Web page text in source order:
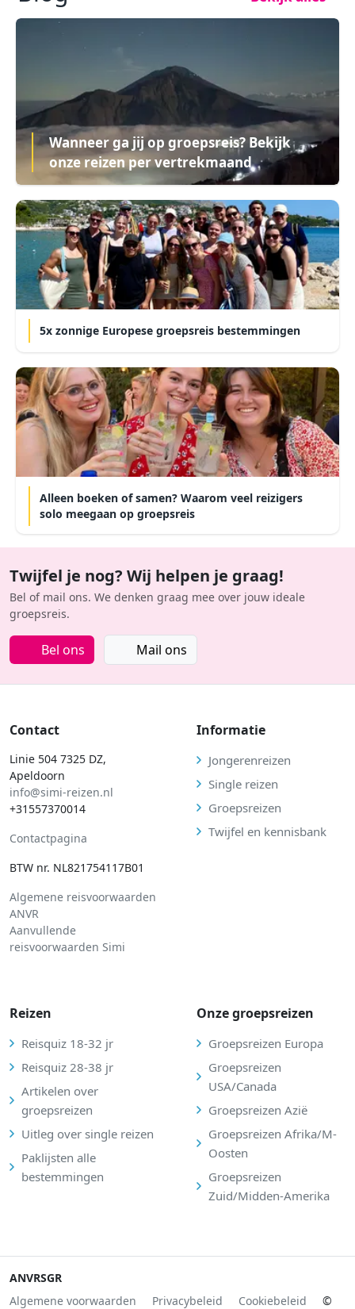
Wanneer ga jij op groepsreis? Bekijk
onze reizen per vertrekmaand
5x zonnige Europese groepsreis bestemmingen
Alleen boeken of samen? Waarom veel reizigers
solo meegaan op groepsreis
Twijfel je nog? Wij helpen je graag!
Bel of mail ons. We denken graag mee over jouw ideale
groepsreis.
Bel ons Mail ons
Contact
Linie 504 7325 DZ,
Apeldoorn
info@simi-reizen.nl
+31557370014
Contactpagina
BTW nr. NL821754117B01
Algemene reisvoorwaarden
ANVR
Aanvullende
reisvoorwaarden Simi
Informatie
Jongerenreizen
Single reizen
Groepsreizen
Twijfel en kennisbank
Reizen
Reisquiz 18-32 jr
Reisquiz 28-38 jr
Artikelen over
groepsreizen
Uitleg over single reizen
Paklijsten alle
bestemmingen
Onze groepsreizen
Groepsreizen Europa
Groepsreizen
USA/Canada
Groepsreizen Azië
Groepsreizen Afrika/M-
Oosten
Groepsreizen
Zuid/Midden-Amerika
ANVRSGR
Algemene voorwaarden
Privacybeleid Cookiebeleid ©